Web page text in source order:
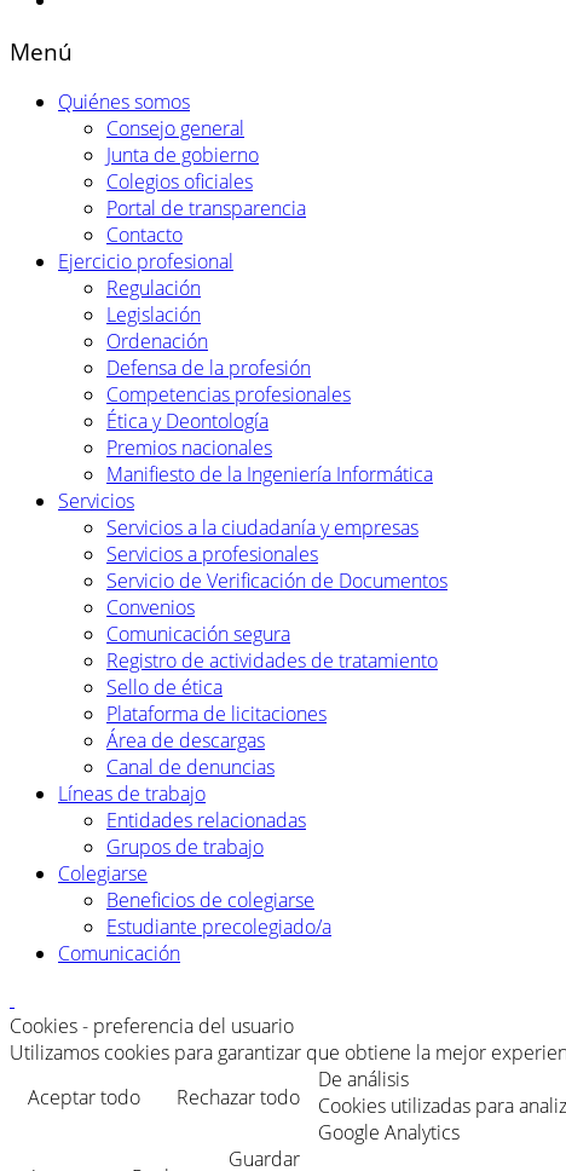
Menú
Quiénes somos
Consejo general
Junta de gobierno
Colegios oficiales
Portal de transparencia
Contacto
Ejercicio profesional
Regulación
Legislación
Ordenación
Defensa de la profesión
Competencias profesionales
Ética y Deontología
Premios nacionales
Manifiesto de la Ingeniería Informática
Servicios
Servicios a la ciudadanía y empresas
Servicios a profesionales
Servicio de Verificación de Documentos
Convenios
Comunicación segura
Registro de actividades de tratamiento
Sello de ética
Plataforma de licitaciones
Área de descargas
Canal de denuncias
Líneas de trabajo
Entidades relacionadas
Grupos de trabajo
Colegiarse
Beneficios de colegiarse
Estudiante precolegiado/a
Comunicación
Cookies - preferencia del usuario
Utilizamos cookies para garantizar que obtiene la mejor
Aceptar todo
Rechazar todo
De análisis
Cookies utilizadas para
Google Analytics
Guardar